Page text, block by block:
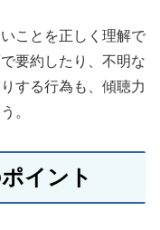
ことを正しく理解で
要約したり、不明な
する行為も、傾聴力
。
イント